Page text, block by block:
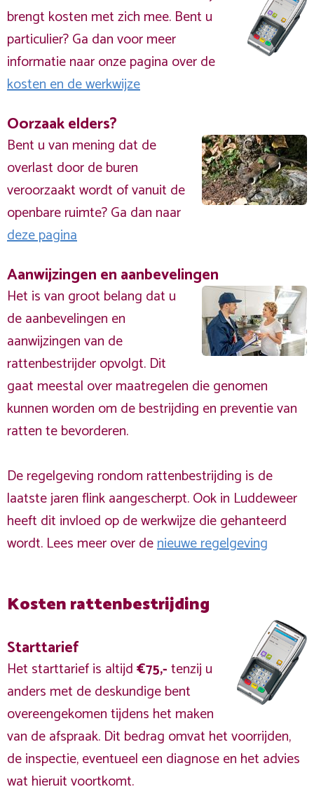
brengt kosten met zich mee. Bent u
particulier? Ga dan voor meer
informatie naar onze pagina over de
kosten en de werkwijze
Oorzaak elders?
Bent u van mening dat de
overlast door de buren
veroorzaakt wordt of vanuit de
openbare ruimte? Ga dan naar
deze pagina
Aanwijzingen en aanbevelingen
Het is van groot belang dat u
de aanbevelingen en
aanwijzingen van de
rattenbestrijder opvolgt. Dit
gaat meestal over maatregelen die genomen
kunnen worden om de bestrijding en preventie van
ratten te bevorderen.
De regelgeving rondom rattenbestrijding is de
laatste jaren flink aangescherpt. Ook in Luddeweer
heeft dit invloed op de werkwijze die gehanteerd
wordt. Lees meer over denieuwe regelgeving
Kosten rattenbestrijding
Starttarief
Het starttarief is altijd€75,-tenzij u
anders met de deskundige bent
overeengekomen tijdens het maken
van de afspraak. Dit bedrag omvat het voorrijden,
de inspectie, eventueel een diagnose en het advies
wat hieruit voortkomt.